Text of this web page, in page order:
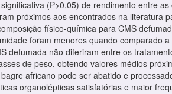
(P>0,05) de rendimento entre as
próximos aos encontrados na literatura
físico-química para CMS
foram menores quando comparado a
defumada não diferiram entre os
de peso, obtendo valores médios
africano pode ser abatido e
organolépticas satisfatórias e maior